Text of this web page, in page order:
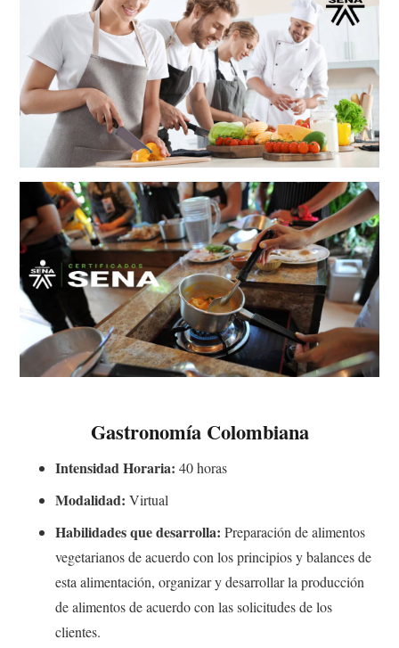
Gastronomía Colombiana
Intensidad Horaria: 40 horas
Modalidad: Virtual
Habilidades que desarrolla: Preparación de alimentos
vegetarianos de acuerdo con los principios y balances de
esta alimentación, organizar y desarrollar la producción
de alimentos de acuerdo con las solicitudes de los
clientes.